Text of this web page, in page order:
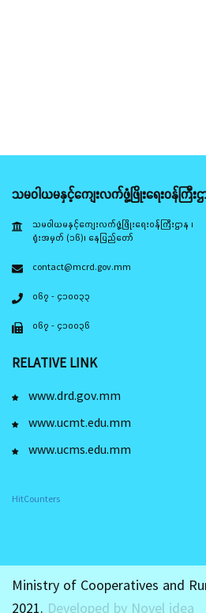
သမဝါယမနှင့်ကျေးလက်ဖွံ့ဖြိုးရေးဝန်ကြီးဌ
သမဝါယမနှင့်ကျေးလက်ဖွံ့ဖြိုးရေးဝန်ကြီးဌာန ၊
ရုံးအမှတ် (၁၆)၊ နေပြည်တော်
contact@mcrd.gov.mm
၀၆၇ - ၄၁၀၀၃၃
၀၆၇ - ၄၁၀၀၃၆
RELATIVE LINK
www.drd.gov.mm
www.ucmt.edu.mm
www.ucms.edu.mm
HitCounters
Ministry of Cooperatives and
2021. Developed by Novel idea